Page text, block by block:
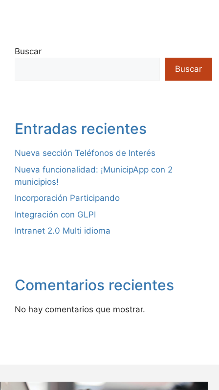
Buscar
Buscar
Entradas recientes
Nueva sección Teléfonos de Interés
Nueva funcionalidad: ¡MunicipApp con 2
municipios!
Incorporación Participando
Integración con GLPI
Intranet 2.0 Multi idioma
Comentarios recientes
No hay comentarios que mostrar.